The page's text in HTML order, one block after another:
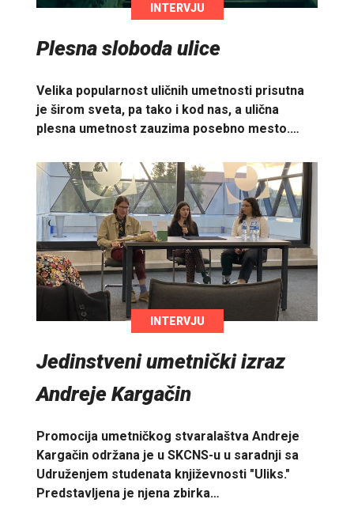
INTERVJU
Plesna sloboda ulice
Velika popularnost uličnih umetnosti prisutna
je širom sveta, pa tako i kod nas, a ulična
plesna umetnost zauzima posebno mesto.…
INTERVJU
Jedinstveni umetnički izraz
Andreje Kargačin
Promocija umetničkog stvaralaštva Andreje
Kargačin održana je u SKCNS-u u saradnji sa
Udruženjem studenata književnosti "Uliks."
Predstavljena je njena zbirka…